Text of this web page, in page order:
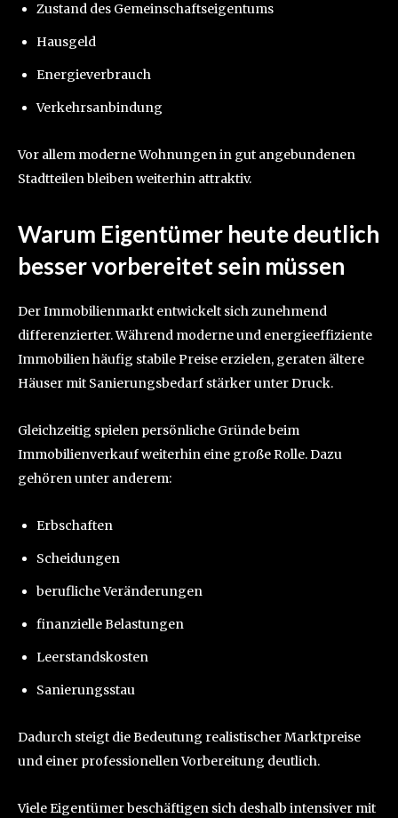
Zustand des Gemeinschaftseigentums
Hausgeld
Energieverbrauch
Verkehrsanbindung
Vor allem moderne Wohnungen in gut angebundenen
Stadtteilen bleiben weiterhin attraktiv.
Warum Eigentümer heute deutlich
besser vorbereitet sein müssen
Der Immobilienmarkt entwickelt sich zunehmend
differenzierter. Während moderne und energieeffiziente
Immobilien häufig stabile Preise erzielen, geraten ältere
Häuser mit Sanierungsbedarf stärker unter Druck.
Gleichzeitig spielen persönliche Gründe beim
Immobilienverkauf weiterhin eine große Rolle. Dazu
gehören unter anderem:
Erbschaften
Scheidungen
berufliche Veränderungen
finanzielle Belastungen
Leerstandskosten
Sanierungsstau
Dadurch steigt die Bedeutung realistischer Marktpreise
und einer professionellen Vorbereitung deutlich.
Viele Eigentümer beschäftigen sich deshalb intensiver mit